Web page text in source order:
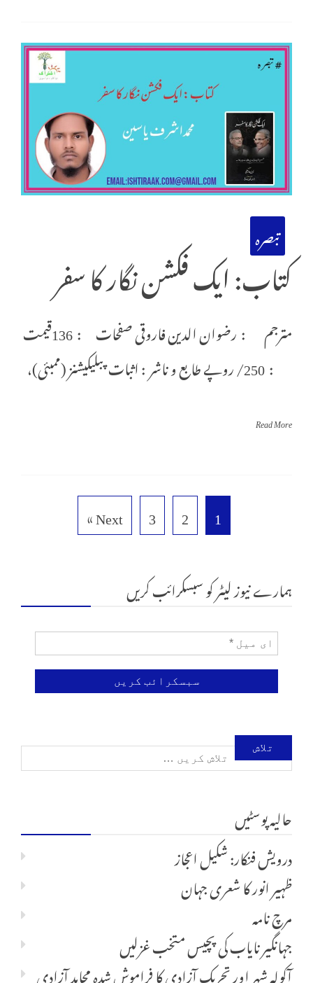
تبصرہ
کتاب: ایک فکشن نگار کا سفر
مترجم : رضوان الدین فاروقی صفحات : 136قیمت
: 250/ روپے طابع و ناشر : اثبات پبلیکیشنز (ممبئی)،
Read More
1
2
3
Next »
ہمارے نیوز لیٹر کو سبسکرائب کریں
تلاش
برائے:
حالیہ پوسٹیں
درویش فنکار: شکیل اعجاز
ظہیر انور کا شعری جہان
مرچ نامہ
جہانگیر نایاب کی پچیس متخب غزلیں
آکولہ شہر اور تحریک آزادی کا فراموش شدہ مجاہدِ آزادی